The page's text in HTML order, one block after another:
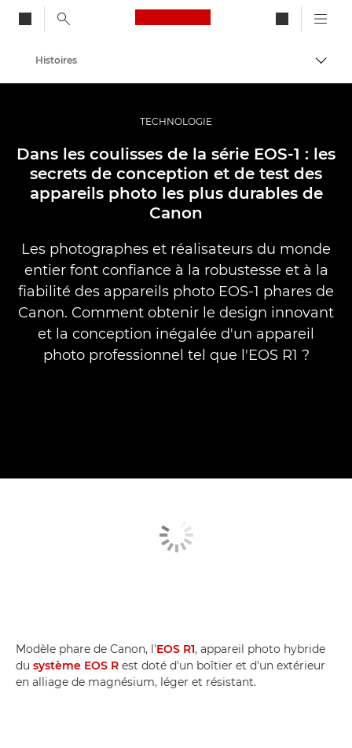
Canon Logo, back to
Vidéo et photographie professionnelles
Histoires
TECHNOLOGIE
Dans les coulisses de la série EOS-1 : les
secrets de conception et de test des
appareils photo les plus durables de
Canon
Les photographes et réalisateurs du monde
entier font confiance à la robustesse et à la
fiabilité des appareils photo EOS-1 phares de
Canon. Comment obtenir le design innovant
et la conception inégalée d'un appareil
photo professionnel tel que l'EOS R1 ?
Modèle phare de Canon, l'EOS R1, appareil photo hybride
du système EOS R est doté d'un boîtier et d'un extérieur
en alliage de magnésium, léger et résistant.